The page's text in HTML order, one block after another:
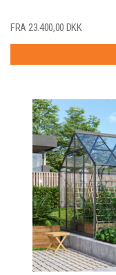
FRA 23.400,00 DKK